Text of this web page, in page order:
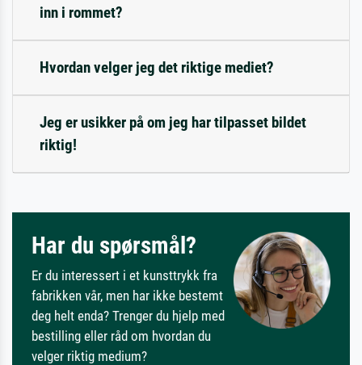
inn i rommet?
Hvordan velger jeg det riktige mediet?
Jeg er usikker på om jeg har tilpasset bildet
riktig!
Har du spørsmål?
Er du interessert i et kunsttrykk fra
fabrikken vår, men har ikke bestemt
deg helt enda? Trenger du hjelp med
bestilling eller råd om hvordan du
velger riktig medium?